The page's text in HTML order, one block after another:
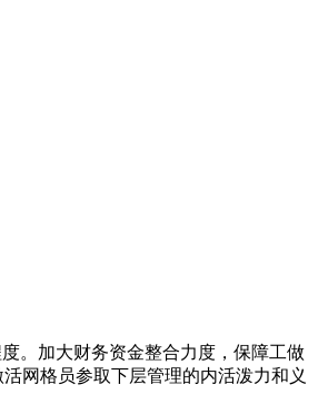
。加大财务资金整合力度，保障工做
网格员参取下层管理的内活泼力和义